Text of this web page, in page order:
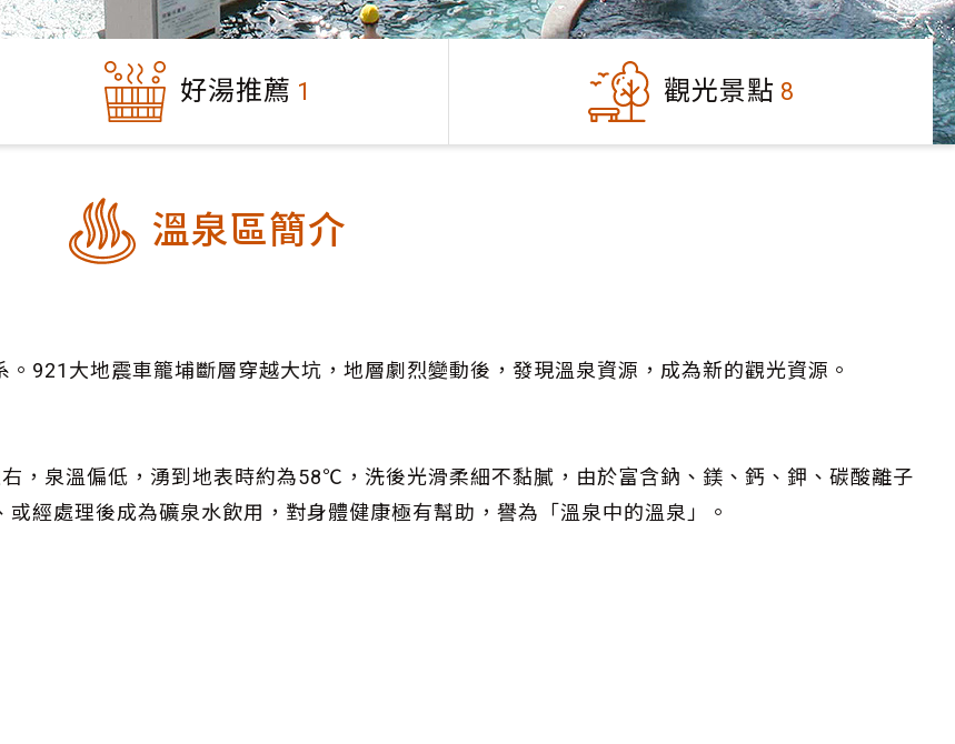
好湯推薦 1 觀光景點 8
溫泉區簡介
921大地震車籠埔斷層穿越大坑，地層劇烈變動後，發現溫泉資源，成為新的觀光資源。
，泉溫偏低，湧到地表時約為58℃，洗後光滑柔細不黏膩，由於富含鈉、鎂、鈣、鉀、碳酸離子
經處理後成為礦泉水飲用，對身體健康極有幫助，譽為「溫泉中的溫泉」。